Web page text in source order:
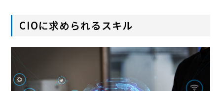
CIOに求められるスキル